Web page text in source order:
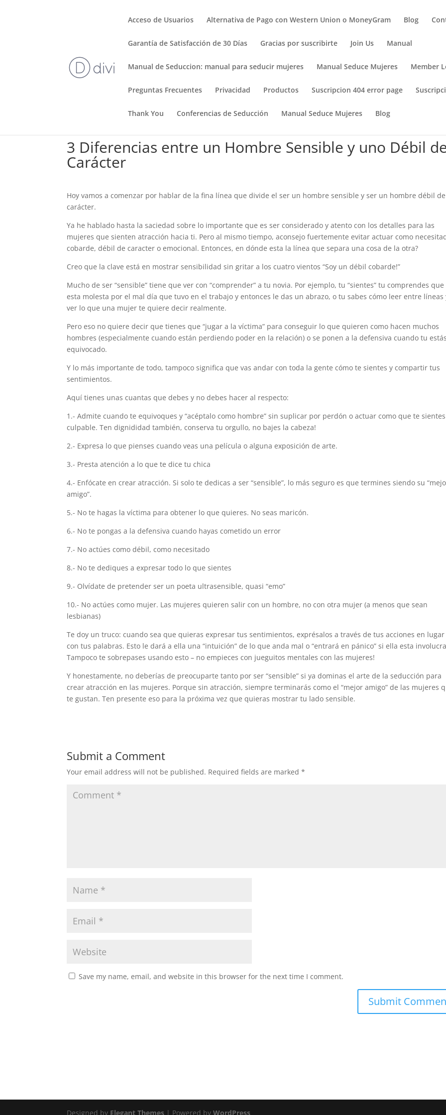
Acceso de Usuarios Alternativa de Pago con Western Union o MoneyGram Blog
Garantía de Satisfacción de 30 Días Gracias por suscribirte Join Us Manual
Manual de Seduccion: manual para seducir mujeres Manual Seduce Mujeres Member
Preguntas Frecuentes Privacidad Productos Suscripcion 404 error page
Thank You Conferencias de Seducción Manual Seduce Mujeres Blog
3 Diferencias entre un Hombre Sensible y uno Débil
Carácter
Hoy vamos a comenzar por hablar de la fina línea que divide el ser un hombre sensible y ser un hombre débil de
carácter.
Ya he hablado hasta la saciedad sobre lo importante que es ser considerado y atento con los detalles para las
mujeres que sienten atracción hacia ti. Pero al mismo tiempo, aconsejo fuertemente evitar actuar como
cobarde, débil de caracter o emocional. Entonces, en dónde esta la línea que separa una cosa de la otra?
Creo que la clave está en mostrar sensibilidad sin gritar a los cuatro vientos “Soy un débil cobarde!”
Mucho de ser “sensible” tiene que ver con “comprender” a tu novia. Por ejemplo, tu “sientes” tu comprendes
esta molesta por el mal día que tuvo en el trabajo y entonces le das un abrazo, o tu sabes cómo leer entre líneas
ver lo que una mujer te quiere decir realmente.
Pero eso no quiere decir que tienes que “jugar a la víctima” para conseguir lo que quieren como hacen muchos
hombres (especialmente cuando están perdiendo poder en la relación) o se ponen a la defensiva cuando tu
equivocado.
Y lo más importante de todo, tampoco significa que vas andar con toda la gente cómo te sientes y compartir tus
sentimientos.
Aquí tienes unas cuantas que debes y no debes hacer al respecto:
1.- Admite cuando te equivoques y “acéptalo como hombre” sin suplicar por perdón o actuar como que te sientes
culpable. Ten dignididad también, conserva tu orgullo, no bajes la cabeza!
2.- Expresa lo que pienses cuando veas una película o alguna exposición de arte.
3.- Presta atención a lo que te dice tu chica
4.- Enfócate en crear atracción. Si solo te dedicas a ser “sensible”, lo más seguro es que termines siendo su
amigo”.
5.- No te hagas la víctima para obtener lo que quieres. No seas maricón.
6.- No te pongas a la defensiva cuando hayas cometido un error
7.- No actúes como débil, como necesitado
8.- No te dediques a expresar todo lo que sientes
9.- Olvídate de pretender ser un poeta ultrasensible, quasi “emo”
10.- No actúes como mujer. Las mujeres quieren salir con un hombre, no con otra mujer (a menos que sean
lesbianas)
Te doy un truco: cuando sea que quieras expresar tus sentimientos, exprésalos a través de tus acciones en
con tus palabras. Esto le dará a ella una “intuición” de lo que anda mal o “entrará en pánico” si ella esta
Tampoco te sobrepases usando esto – no empieces con jueguitos mentales con las mujeres!
Y honestamente, no deberías de preocuparte tanto por ser “sensible” si ya dominas el arte de la seducción para
crear atracción en las mujeres. Porque sin atracción, siempre terminarás como el “mejor amigo” de las mujeres
te gustan. Ten presente eso para la próxima vez que quieras mostrar tu lado sensible.
Submit a Comment
Your email address will not be published. Required fields are marked*
Save my name, email, and website in this browser for the next time I comment.
Designed by Elegant Themes | Powered byWordPress